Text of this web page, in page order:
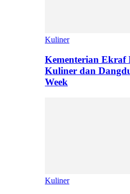
Kuliner
Kementerian Ekraf
Kuliner dan
Week
Kuliner